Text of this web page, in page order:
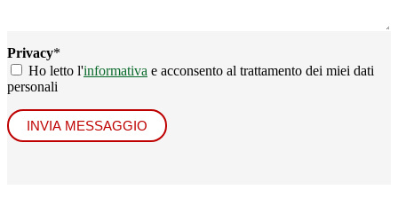
Privacy*
Ho letto l'informativa e acconsento al trattamento dei miei dati
personali
INVIA MESSAGGIO